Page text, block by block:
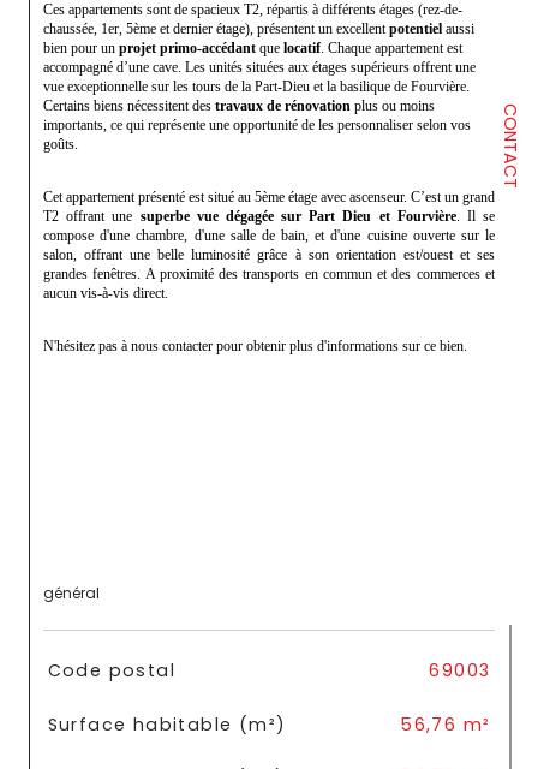
CONTACT
Ces appartements sont de spacieux T2, répartis à différents étages (rez-de-
chaussée, 1er, 5ème et dernier étage), présentent un excellentpotentiel aussi
bien pour un projet primo-accédant que locatif. Chaque appartement est
accompagné d’une cave. Les unités situées aux étages supérieurs offrent une
vue exceptionnelle sur les tours de la Part-Dieu et la basilique de Fourvière.
Certains biens nécessitent des travaux de rénovation plus ou moins
importants, ce qui représente une opportunité de les personnaliser selon vos
goûts.
Cet appartement présenté est situé au 5ème étage avec ascenseur. C’est un grand
T2 offrant une superbe vue dégagée sur Part Dieu et Fourvière. Il se
compose d'une chambre, d'une salle de bain, et d'une cuisine ouverte sur le
salon, offrant une belle luminosité grâce à son orientation est/ouest et ses
grandes fenêtres. A proximité des transports en commun et des commerces et
aucun vis-à-vis direct.
N'hésitez pas à nous contacter pour obtenir plus d'informations sur ce bien.
général
TRAD_SIROCCO_Caracteristique
Code postal 69003
Surface habitable (m²) 56,76 m²